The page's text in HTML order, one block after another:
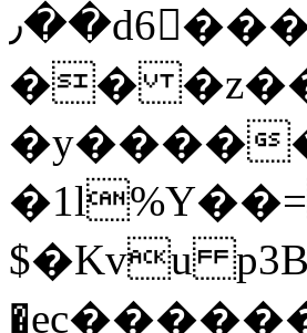
٫��d6򆧇�������*��[|^]oo���NW~zz>�X&�u�=K?
��
�y����
$�Kvu